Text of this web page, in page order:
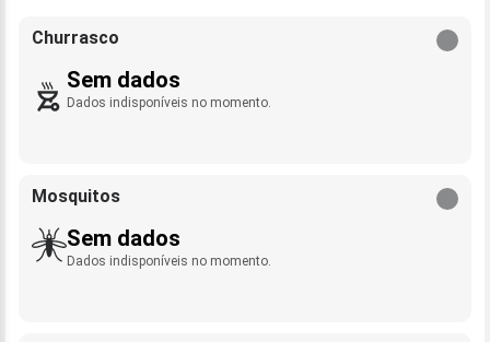
Churrasco
Sem dados
Dados indisponíveis no momento.
Mosquitos
Sem dados
Dados indisponíveis no momento.